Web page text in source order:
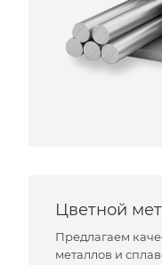
Цветной
Предлагаем
металлов и